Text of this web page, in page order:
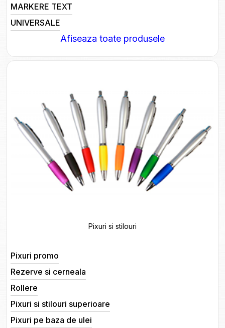
MARKERE TEXT
UNIVERSALE
Afiseaza toate produsele
Pixuri si stilouri
Pixuri promo
Rezerve si cerneala
Rollere
Pixuri si stilouri superioare
Pixuri pe baza de ulei